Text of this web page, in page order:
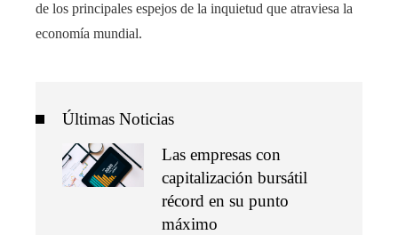
de los principales espejos de la inquietud que atraviesa la
economía mundial.
Últimas Noticias
Las empresas con
capitalización bursátil
récord en su punto
máximo